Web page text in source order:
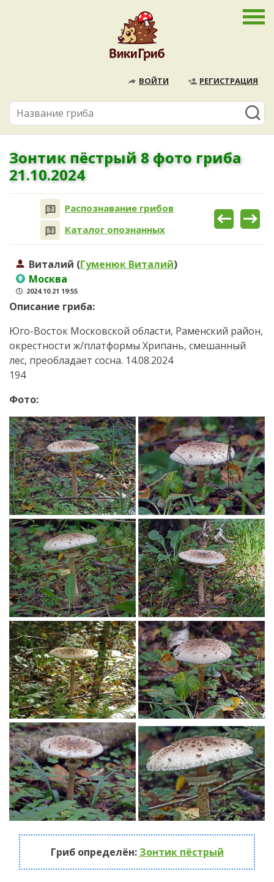
ВОЙТИ РЕГИСТРАЦИЯ
Зонтик пёстрый 8 фото гриба
21.10.2024
Распознавание грибов
Каталог опознанных
Виталий (Гуменюк Виталий)
Москва
2024.10.21 19:55
Описание гриба:
Юго-Восток Московской области, Раменский район,
окрестности ж/платформы Хрипань, смешанный
лес, преобладает сосна. 14.08.2024
194
Фото:
Гриб определён: Зонтик пёстрый